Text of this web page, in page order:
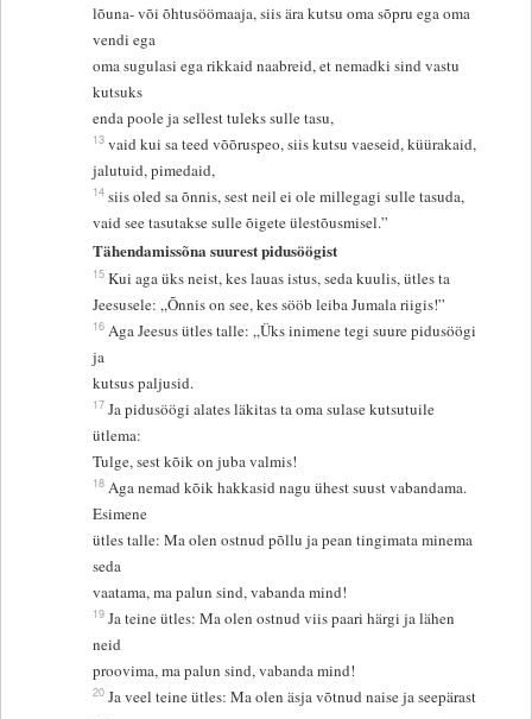
lõuna- või õhtusöömaaja, siis ära kutsu oma sõpru ega oma
vendi ega
oma sugulasi ega rikkaid naabreid, et nemadki sind vastu
kutsuks
enda poole ja sellest tuleks sulle tasu,
13 vaid kui sa teed võõruspeo, siis kutsu vaeseid, küürakaid,
jalutuid, pimedaid,
14 siis oled sa õnnis, sest neil ei ole millegagi sulle tasuda,
vaid see tasutakse sulle õigete ülestõusmisel.”
Tähendamissõna suurest pidusöögist
15 Kui aga üks neist, kes lauas istus, seda kuulis, ütles ta
Jeesusele: „Õnnis on see, kes sööb leiba Jumala riigis!”
16 Aga Jeesus ütles talle: „Üks inimene tegi suure pidusöögi
ja
kutsus paljusid.
17 Ja pidusöögi alates läkitas ta oma sulase kutsutuile
ütlema:
Tulge, sest kõik on juba valmis!
18 Aga nemad kõik hakkasid nagu ühest suust vabandama.
Esimene
ütles talle: Ma olen ostnud põllu ja pean tingimata minema
seda
vaatama, ma palun sind, vabanda mind!
19 Ja teine ütles: Ma olen ostnud viis paari härgi ja lähen
neid
proovima, ma palun sind, vabanda mind!
20 Ja veel teine ütles: Ma olen äsja võtnud naise ja seepärast